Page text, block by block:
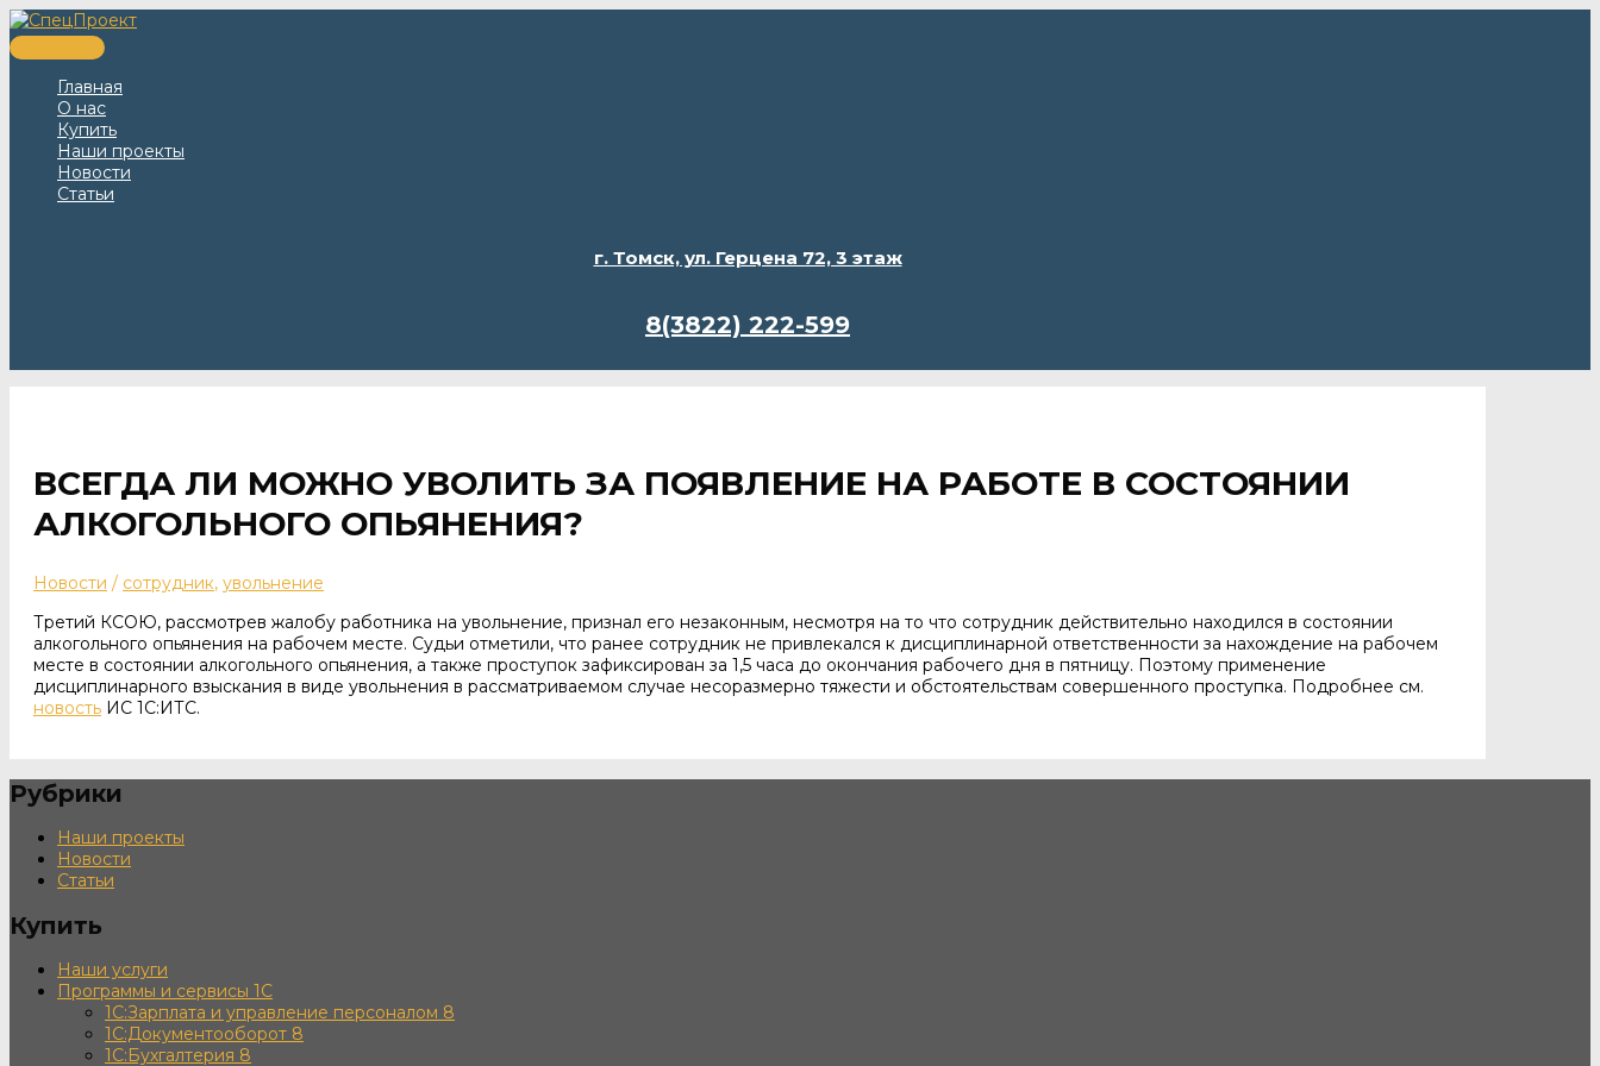
Перейти
к
содержимому
Главное
Главная
О нас
Купить
Наши проекты
Новости
Статьи
г. Томск, ул. Герцена 72, 3 этаж
8(3822) 222-599
ВСЕГДА ЛИ МОЖНО УВОЛИТЬ ЗА ПОЯВЛЕНИЕ НА РАБОТЕ В СОСТОЯНИИ
АЛКОГОЛЬНОГО ОПЬЯНЕНИЯ?
Новости / сотрудник, увольнение
Третий КСОЮ, рассмотрев жалобу работника на увольнение, признал его незаконным, несмотря на то что сотрудник действительно находился в состоянии
алкогольного опьянения на рабочем месте. Судьи отметили, что ранее сотрудник не привлекался к дисциплинарной ответственности за нахождение на рабочем
месте в состоянии алкогольного опьянения, а также проступок зафиксирован за 1,5 часа до окончания рабочего дня в пятницу. Поэтому применение
дисциплинарного взыскания в виде увольнения в рассматриваемом случае несоразмерно тяжести и обстоятельствам совершенного проступка. Подробнее см.
новость ИС 1С:ИТС.
Рубрики
Наши проекты
Новости
Статьи
Купить
Наши услуги
Программы и сервисы 1С
1С:Зарплата и управление персоналом 8
1С:Документооборот 8
1С:Бухгалтерия 8